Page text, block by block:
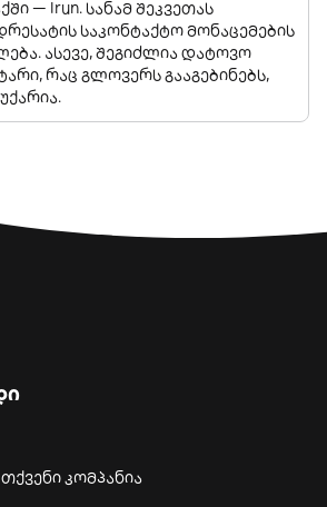
— Irun. სანამ შეკვეთას
საკონტაქტო მონაცემების
ასევე, შეგიძლია დატოვო
რაც გლოვერს გააგებინებს,
კომპანია